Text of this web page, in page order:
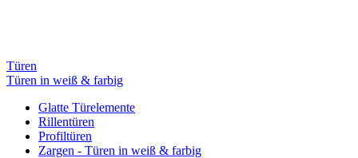
Türen
Türen in weiß & farbig
Glatte Türelemente
Rillentüren
Profiltüren
Zargen - Türen in weiß & farbig